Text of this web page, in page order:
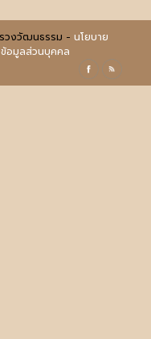
วงวัฒนธรรม - นโยบาย
อมูลส่วนบุคคล